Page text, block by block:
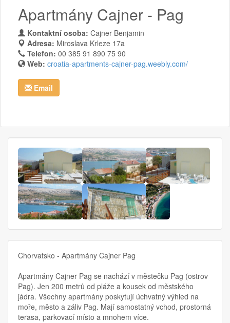
Apartmány Cajner - Pag
Kontaktní osoba: Cajner Benjamin
Adresa: Miroslava Krleze 17a
Telefon: 00 385 91 890 75 90
Web: croatia-apartments-cajner-pag.weebly.com/
Email
Chorvatsko - Apartmány Cajner Pag
Apartmány Cajner Pag se nachází v městečku Pag (ostrov
Pag). Jen 200 metrů od pláže a kousek od městského
jádra. Všechny apartmány poskytují úchvatný výhled na
moře, město a záliv Pag. Mají samostatný vchod, prostorná
terasa, parkovací místo a mnohem více.